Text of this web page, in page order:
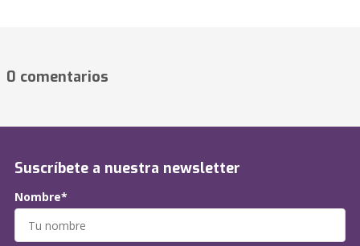
0 comentarios
Suscríbete a nuestra newsletter
Nombre*